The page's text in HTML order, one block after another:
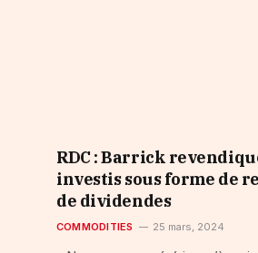
RDC : Barrick
investis sous forme de
de dividendes
COMMODITIES 25 mars, 2024